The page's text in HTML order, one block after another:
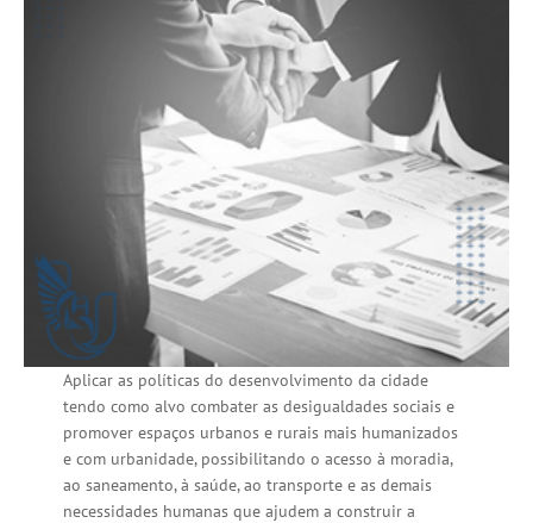
Aplicar as políticas do desenvolvimento da cidade
tendo como alvo combater as desigualdades sociais e
promover espaços urbanos e rurais mais humanizados
e com urbanidade, possibilitando o acesso à moradia,
ao saneamento, à saúde, ao transporte e as demais
necessidades humanas que ajudem a construir a